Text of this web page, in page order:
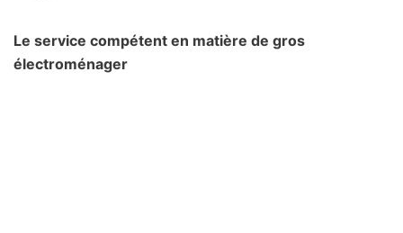
Le service compétent en matière de gros
électroménager